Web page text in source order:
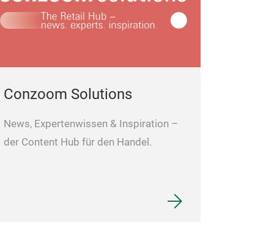
Conzoom Solutions
News, Expertenwissen & Inspiration –
der Content Hub für den Handel.